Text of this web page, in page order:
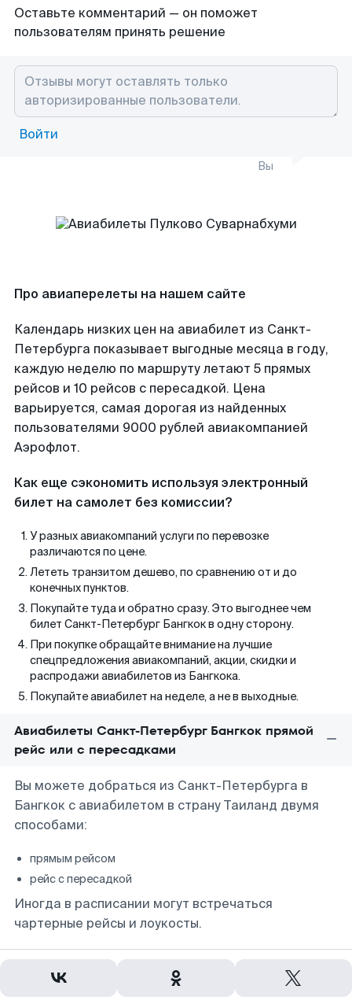
Оставьте комментарий — он поможет
пользователям принять решение
Войти
Вы
Про авиаперелеты на нашем сайте
Календарь низких цен на авиабилет из Санкт-
Петербурга показывает выгодные месяца в году,
каждую неделю по маршруту летают 5 прямых
рейсов и 10 рейсов с пересадкой. Цена
варьируется, самая дорогая из найденных
пользователями 9000 рублей авиакомпанией
Аэрофлот.
Как еще сэкономить используя электронный
билет на самолет без комиссии?
У разных авиакомпаний услуги по перевозке
различаются по цене.
Лететь транзитом дешево, по сравнению от и до
конечных пунктов.
Покупайте туда и обратно сразу. Это выгоднее чем
билет Санкт-Петербург Бангкок в одну сторону.
При покупке обращайте внимание на лучшие
спецпредложения авиакомпаний, акции, скидки и
распродажи авиабилетов из Бангкока.
Покупайте авиабилет на неделе, а не в выходные.
Авиабилеты Санкт-Петербург Бангкок прямой
рейс или с пересадками
Вы можете добраться из Санкт-Петербурга в
Бангкок с авиабилетом в страну Таиланд двумя
способами:
прямым рейсом
рейс с пересадкой
Иногда в расписании могут встречаться
чартерные рейсы и лоукосты.